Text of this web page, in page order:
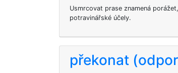
Usmrcovat prase znamená
potravinářské účely.
překonat